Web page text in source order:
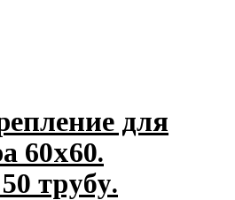
для
60х60.
трубу.